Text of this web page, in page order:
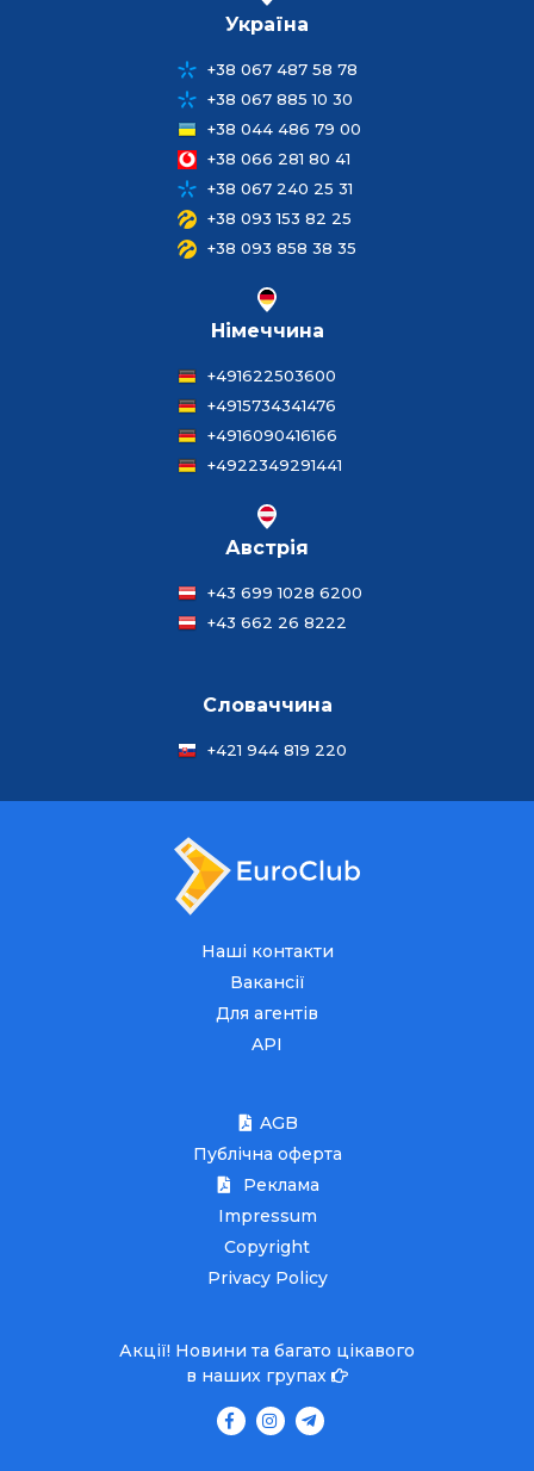
Україна
+38 067 487 58 78
+38 067 885 10 30
+38 044 486 79 00
+38 066 281 80 41
+38 067 240 25 31
+38 093 153 82 25
+38 093 858 38 35
Німеччина
+491622503600
+4915734341476
+4916090416166
+4922349291441
Австрія
+43 699 1028 6200
+43 662 26 8222
Словаччина
+421 944 819 220
Наші контакти
Вакансії
Для агентів
API
AGB
Публічна оферта
Реклама
Impressum
Copyright
Privacy Policy
Акції! Новини та багато цікавого
в наших групах